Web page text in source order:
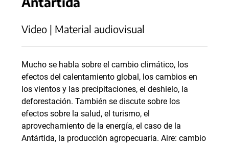
Video | Material audiovisual
Mucho se habla sobre el cambio climático, los
efectos del calentamiento global, los cambios en
los vientos y las precipitaciones, el deshielo, la
deforestación. También se discute sobre los
efectos sobre la salud, el turismo, el
aprovechamiento de la energía, el caso de la
Antártida, la producción agropecuaria. Aire: cambio